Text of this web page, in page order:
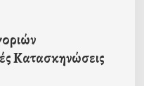
Κατασκηνώσεις